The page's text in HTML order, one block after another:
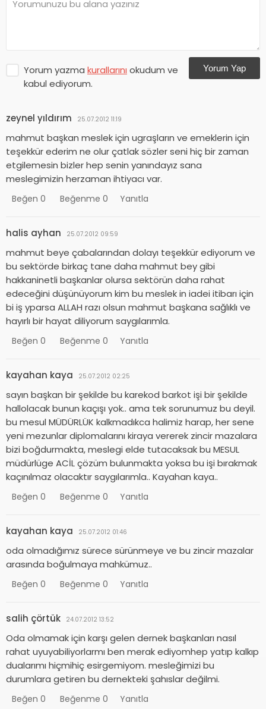
Yorum yazma kurallarını okudum ve
kabul ediyorum.
Yorum Yap
zeynel yıldırım 25.07.2012 11:19
mahmut başkan meslek için ugraşların ve emeklerin için
teşekkür ederim ne olur çatlak sözler seni hiç bir zaman
etgilemesin bizler hep senin yanındayız sana
meslegimizin herzaman ihtiyacı var.
Beğen 0 Beğenme 0 Yanıtla
halis ayhan 25.07.2012 09:59
mahmut beye çabalarından dolayı teşekkür ediyorum ve
bu sektörde birkaç tane daha mahmut bey gibi
hakkaninetli başkanlar olursa sektörün daha rahat
edeceğini düşünüyorum kim bu meslek in iadei itibarı için
bi iş yparsa ALLAH razı olsun mahmut başkana sağlıklı ve
hayırlı bir hayat diliyorum saygılarımla.
Beğen 0 Beğenme 0 Yanıtla
kayahan kaya 25.07.2012 02:25
sayın başkan bir şekilde bu karekod barkot işi bir şekilde
hallolacak bunun kaçışı yok.. ama tek sorunumuz bu deyil.
bu mesul MÜDÜRLÜK kalkmadıkca halimiz harap, her sene
yeni mezunlar diplomalarını kiraya vererek zincir mazalara
bizi boğdurmakta, meslegi elde tutacaksak bu MESUL
müdürlüge ACİL çözüm bulunmakta yoksa bu işi bırakmak
kaçınılmaz olacaktır saygılarımla.. Kayahan kaya..
Beğen 0 Beğenme 0 Yanıtla
kayahan kaya 25.07.2012 01:46
oda olmadığımız sürece sürünmeye ve bu zincir mazalar
arasında boğulmaya mahkümuz..
Beğen 0 Beğenme 0 Yanıtla
salih çörtük 24.07.2012 13:52
Oda olmamak için karşı gelen dernek başkanları nasıl
rahat uyuyabiliyorlarmı ben merak ediyomhep yatıp kalkıp
dualarımı hiçmihiç esirgemiyom. mesleğimizi bu
durumlara getiren bu dernekteki şahıslar değilmi.
Beğen 0 Beğenme 0 Yanıtla